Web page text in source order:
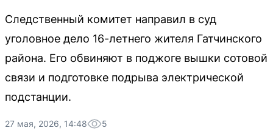
Следственный комитет направил в суд
уголовное дело 16-летнего жителя Гатчинского
района. Его обвиняют в поджоге вышки сотовой
связи и подготовке подрыва электрической
подстанции.
27 мая, 2026, 14:48 5